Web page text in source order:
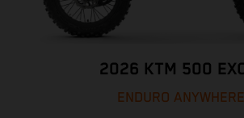
2026 KTM 500
ENDURO ANYWHERE